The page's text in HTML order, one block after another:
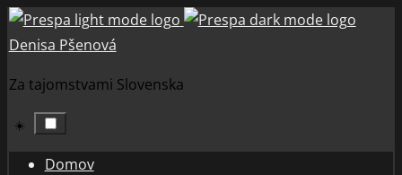
Skip
to
Denisa Pšenová
Za tajomstvami Slovenska
☀️
Domov